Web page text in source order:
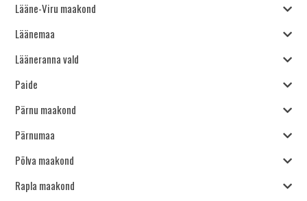
Lääne-Viru maakond
Läänemaa
Lääneranna vald
Paide
Pärnu maakond
Pärnumaa
Põlva maakond
Rapla maakond